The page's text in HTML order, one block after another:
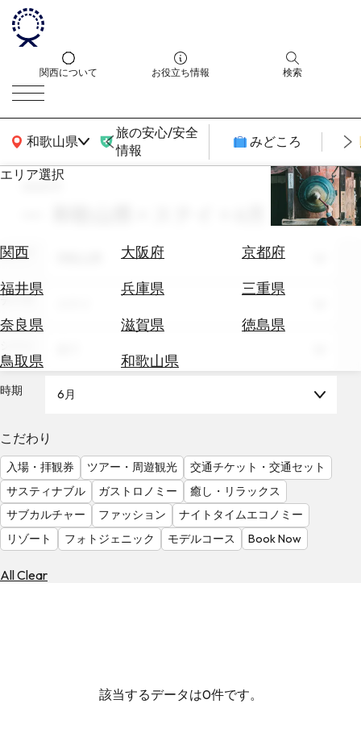
関西について お役立ち情報 検索
和歌山県
関西広域MAP
旅の安心/安全
情報
みどころ
エリア選択
関西 大阪府
京都府
福井県
兵庫県
三重県
奈良県
滋賀県
徳島県
鳥取県
和歌山県
エ
券
テ
を
調
べ
る
天
気
を
見
る
search
エリア
テーマ
時期 6月
こだわり
入場・拝観券 ツアー・周遊観光
交通チケット・交通セット
サスティナブル
ガストロノミー
癒し・リラックス
サブカルチャー
ファッション
ナイトタイムエコノミー
リゾート
フォトジェニック モデルコース Book Now
All Clear
該当するデータは0件です。